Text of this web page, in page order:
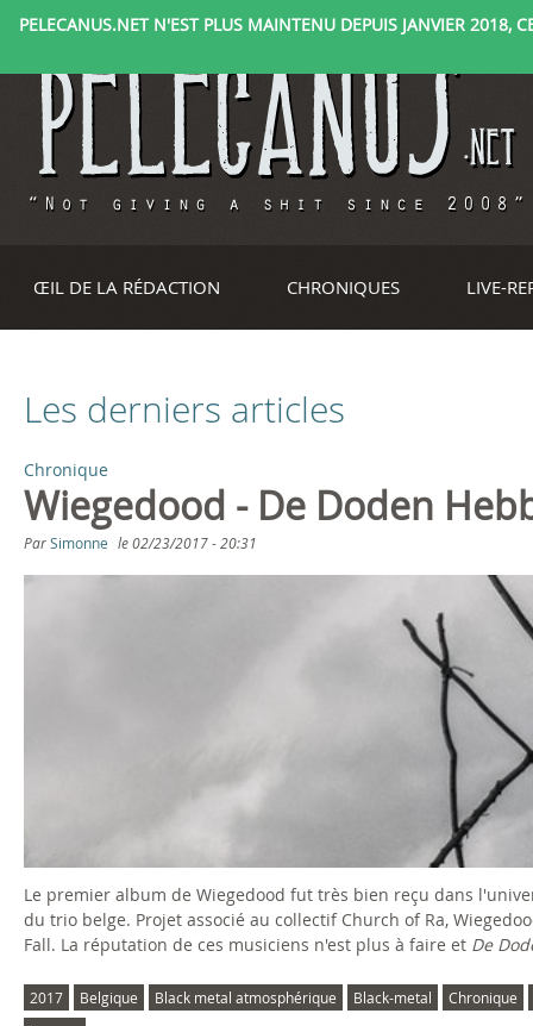
PELECANUS.NET N'EST PLUS MAINTENU DEPUIS JANVIER 2018,
ŒIL DE LA RÉDACTION CHRONIQUES LIVE-
Les derniers articles
Chronique
Wiegedood - De Doden
ParSimonne le02/23/2017 - 20:31
Le premier album de Wiegedood fut très bien reçu dans
du trio belge. Projet associé au collectif Church of Ra,
Fall. La réputation de ces musiciens n'est plus à faire et De
2017 Belgique Black metal atmosphérique Black-metal
Chronique
P
a
g